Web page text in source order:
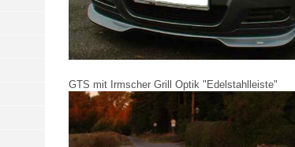
GTS mit Irmscher Grill Optik "Edelstahlleiste"